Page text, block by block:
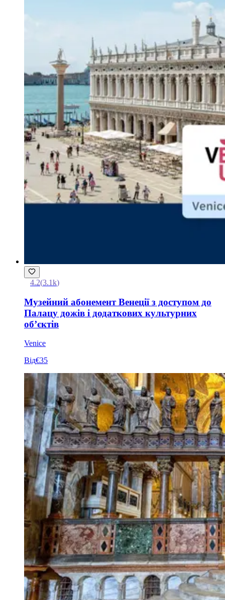
4.2(3.1k)
Музейний абонемент Венеції з доступом до
Палацу дожів і додаткових культурних
об’єктів
Venice
Від€35